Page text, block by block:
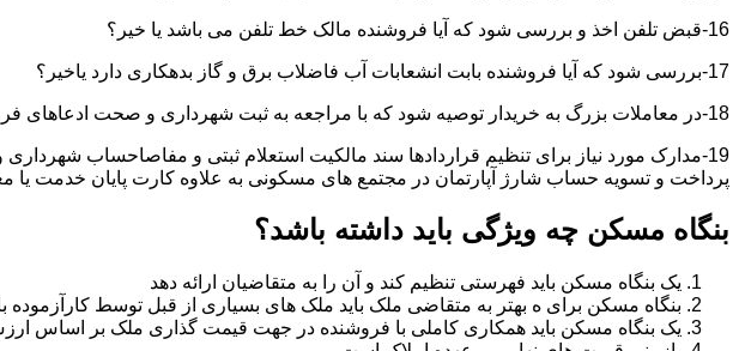
16-قبض تلفن اخذ و بررسی شود که آیا فروشنده مالک خط تلفن می باشد یا خیر؟
17-بررسی شود که آیا فروشنده بابت انشعابات آب فاضلاب برق و گاز بدهکاری دارد یاخیر؟
18-در معاملات بزرگ به خریدار توصیه شود که با مراجعه به ثبت شهرداری و صحت ادعاهای فروشنده را بررسی کند.
19-مدارک مورد نیاز برای تنظیم قراردادها سند مالکیت استعلام ثبتی و مفاصاحساب
پرداخت و تسویه حساب شارژ آپارتمان در مجتمع های مسکونی به علاوه کارت پایان خدمت
بنگاه مسکن چه ویژگی باید داشته باشد؟
یک بنگاه مسکن باید فهرستی تنظیم کند و آن را به متقاضیان ارائه دهد
بنگاه مسکن برای ه بهتر به متقاضی ملک باید ملک های بسیاری از قبل توسط کارآزموده
یک بنگاه مسکن باید همکاری کاملی با فروشنده در جهت قیمت گذاری ملک بر اساس